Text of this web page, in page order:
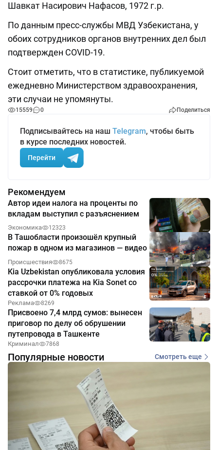
Шавкат Насирович Нафасов, 1972 г.р.
По данным пресс-службы МВД Узбекистана, у
обоих сотрудников органов внутренних дел был
подтвержден COVID-19.
Стоит отметить, что в статистике, публикуемой
ежедневно Министерством здравоохранения,
эти случаи не упомянуты.
15559 0 Поделиться
Подписывайтесь на наш Telegram, чтобы быть
в курсе последних новостей.
Перейти
Рекомендуем
Автор идеи налога на проценты по
вкладам выступил с разъяснением
Экономика 12323
В Ташобласти произошёл крупный
пожар в одном из магазинов — видео
Происшествия 8675
Kia Uzbekistan опубликовала условия
рассрочки платежа на Kia Sonet со
ставкой от 0% годовых
Реклама 8269
Присвоено 7,4 млрд сумов: вынесен
приговор по делу об обрушении
путепровода в Ташкенте
Криминал 7868
Популярные новости Смотреть еще